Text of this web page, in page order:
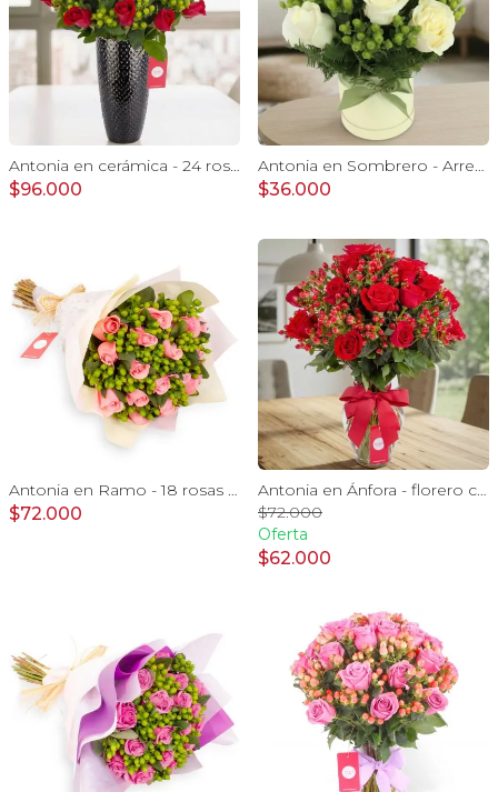
Antonia en cerámica - 24 rosas ecuatorianas rojo e hypericum
$96.000
Antonia en Sombrero - Arreglo con 9 rosas blanco e hypericum
$36.000
Antonia en Ramo - 18 rosas ecuatorianas rosado e hypericum
$72.000
Antonia en Ánfora - florero con 18 rosas rojo e hypericum
$72.000
Oferta
$62.000